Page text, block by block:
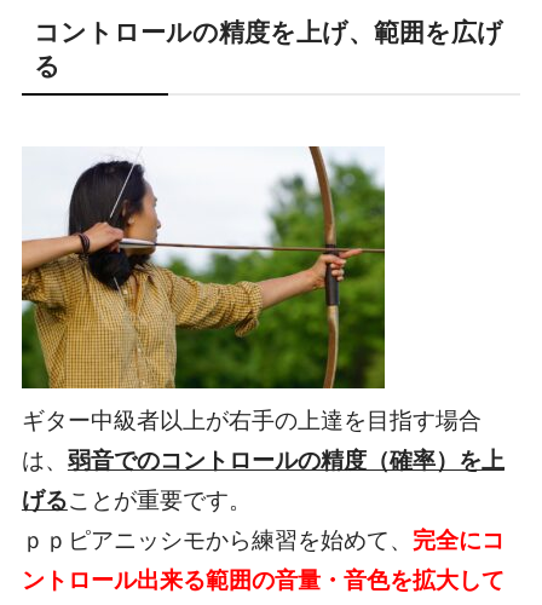
コントロールの精度を上げ、範囲を広げ
る
ギター中級者以上が右手の上達を目指す場合
は、 弱音でのコントロールの精度（確率）を上
げることが重要です。
ｐｐピアニッシモから練習を始めて、 完全にコ
ントロール出来る範囲の音量・音色を拡大して